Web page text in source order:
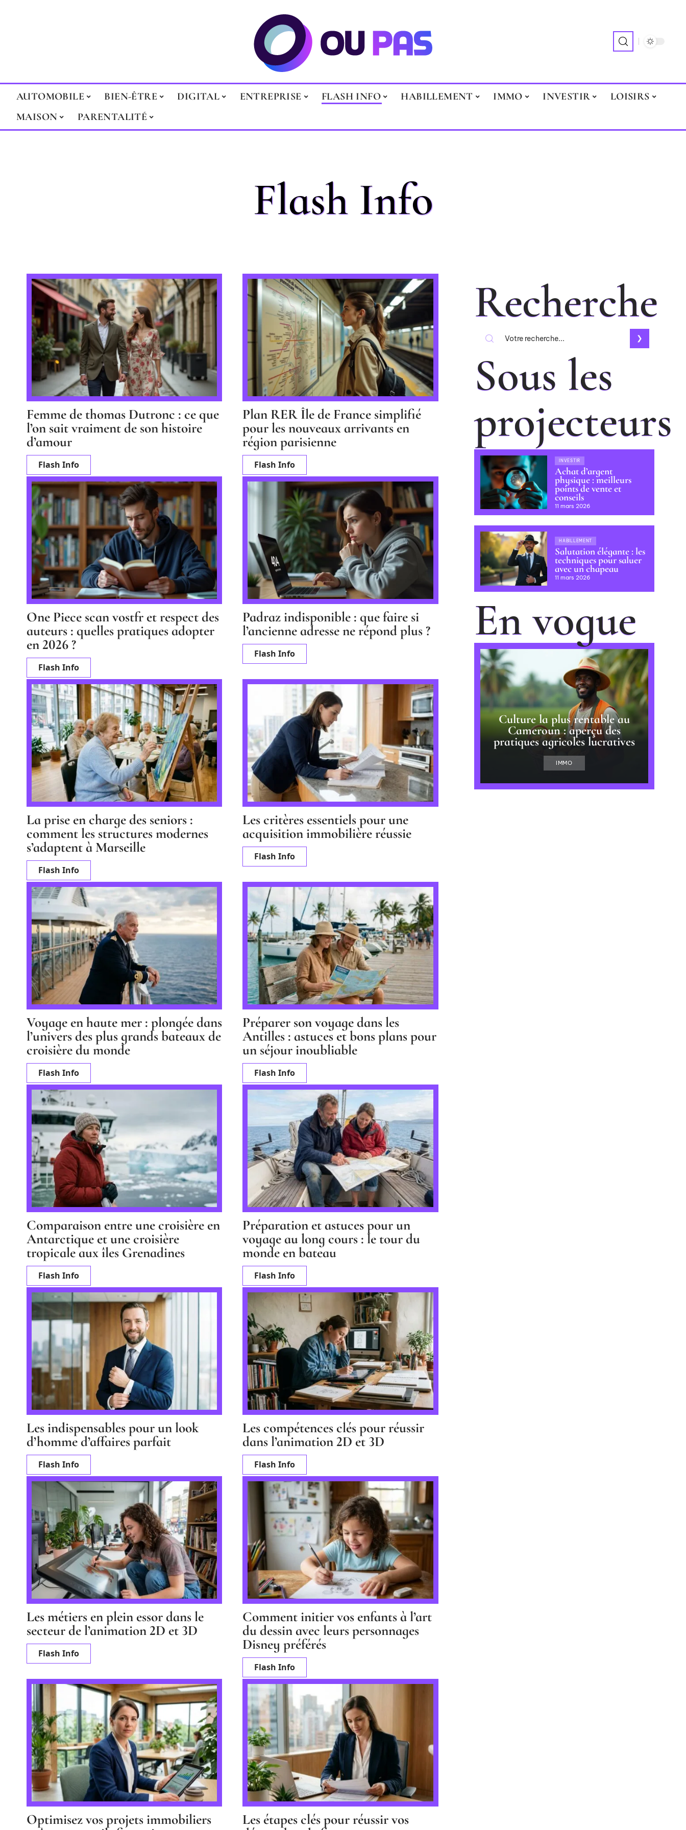
AUTOMOBILE BIEN-ÊTRE DIGITAL ENTREPRISE FLASH INFO HABILLEMENT IMMO INVESTIR
LOISIRS
MAISON
PARENTALITÉ
Flash Info
Femme de thomas Dutronc : ce que
l’on sait vraiment de son histoire
d’amour
Flash Info
Plan RER Île de France simplifié
pour les nouveaux arrivants en
région parisienne
Flash Info
One Piece scan vostfr et respect des
auteurs : quelles pratiques adopter
en 2026 ?
Flash Info
Padraz indisponible : que faire si
l’ancienne adresse ne répond plus ?
Flash Info
La prise en charge des seniors :
comment les structures modernes
s’adaptent à Marseille
Flash Info
Les critères essentiels pour une
acquisition immobilière réussie
Flash Info
Voyage en haute mer : plongée dans
l’univers des plus grands bateaux de
croisière du monde
Flash Info
Préparer son voyage dans les
Antilles : astuces et bons plans pour
un séjour inoubliable
Flash Info
Comparaison entre une croisière en
Antarctique et une croisière
tropicale aux îles Grenadines
Flash Info
Préparation et astuces pour un
voyage au long cours : le tour du
monde en bateau
Flash Info
Les indispensables pour un look
d’homme d’affaires parfait
Flash Info
Les compétences clés pour réussir
dans l’animation 2D et 3D
Flash Info
Les métiers en plein essor dans le
secteur de l’animation 2D et 3D
Flash Info
Comment initier vos enfants à l’art
du dessin avec leurs personnages
Disney préférés
Flash Info
Optimisez vos projets immobiliers
Les étapes clés pour réussir vos
Recherche
Sous les
projecteurs
INVESTIR
Achat d’argent
physique : meilleurs
points de vente et
conseils
11 mars 2026
HABILLEMENT
Salutation élégante : les
techniques pour saluer
avec un chapeau
11 mars 2026
En vogue
Culture la plus rentable au
Cameroun : aperçu des
pratiques agricoles lucratives
IMMO